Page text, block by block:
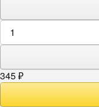
345 ₽